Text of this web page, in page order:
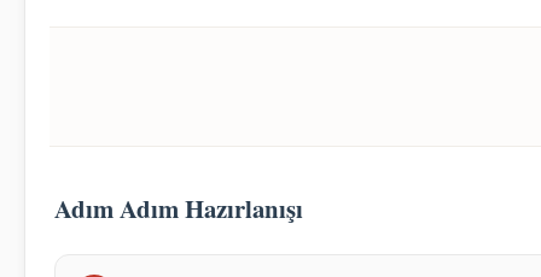
Adım Adım Hazırlanışı